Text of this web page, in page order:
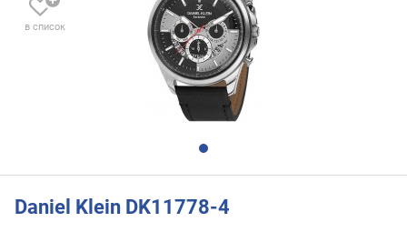
в список
Daniel Klein DK11778-4